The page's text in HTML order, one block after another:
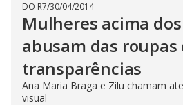
DO R7/30/04/2014
Mulheres acima
abusam das roupas
transparências
Ana Maria Braga e Zilu chamam
visual